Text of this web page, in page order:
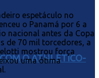
O ATHLETICO-
espetáculo no
o Panamá por 6 a
nacional antes da Copa
de 70 mil torcedores, a
mostrou força
uma ótima